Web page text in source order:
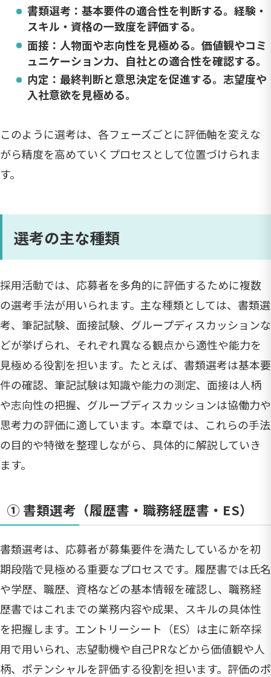
書類選考：基本要件の適合性を判断する。経験・
スキル・資格の一致度を評価する。
面接：人物面や志向性を見極める。価値観やコミ
ュニケーション力、自社との適合性を確認する。
内定：最終判断と意思決定を促進する。志望度や
入社意欲を見極める。
このように選考は、各フェーズごとに評価軸を変えな
がら精度を高めていくプロセスとして位置づけられま
す。
選考の主な種類
採用活動では、応募者を多角的に評価するために複数
の選考手法が用いられます。主な種類としては、書類選
考、筆記試験、面接試験、グループディスカッションな
どが挙げられ、それぞれ異なる観点から適性や能力を
見極める役割を担います。たとえば、書類選考は基本要
件の確認、筆記試験は知識や能力の測定、面接は人柄
や志向性の把握、グループディスカッションは協働力や
思考力の評価に適しています。本章では、これらの手法
の目的や特徴を整理しながら、具体的に解説していき
ます。
① 書類選考（履歴書・職務経歴書・ES）
書類選考は、応募者が募集要件を満たしているかを初
期段階で見極める重要なプロセスです。履歴書では氏名
や学歴、職歴、資格などの基本情報を確認し、職務経
歴書ではこれまでの業務内容や成果、スキルの具体性
を把握します。エントリーシート（ES）は主に新卒採
用で用いられ、志望動機や自己PRなどから価値観や人
柄、ポテンシャルを評価する役割を担います。評価のポ